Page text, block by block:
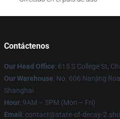
Contáctenos
Our Head Office: 615 S College St,
Our Warehouse: No. 606 Nanjing
Shanghai
Hour: 9AM – 5PM (Mon – Fri)
Email : contact@state-of-decay-